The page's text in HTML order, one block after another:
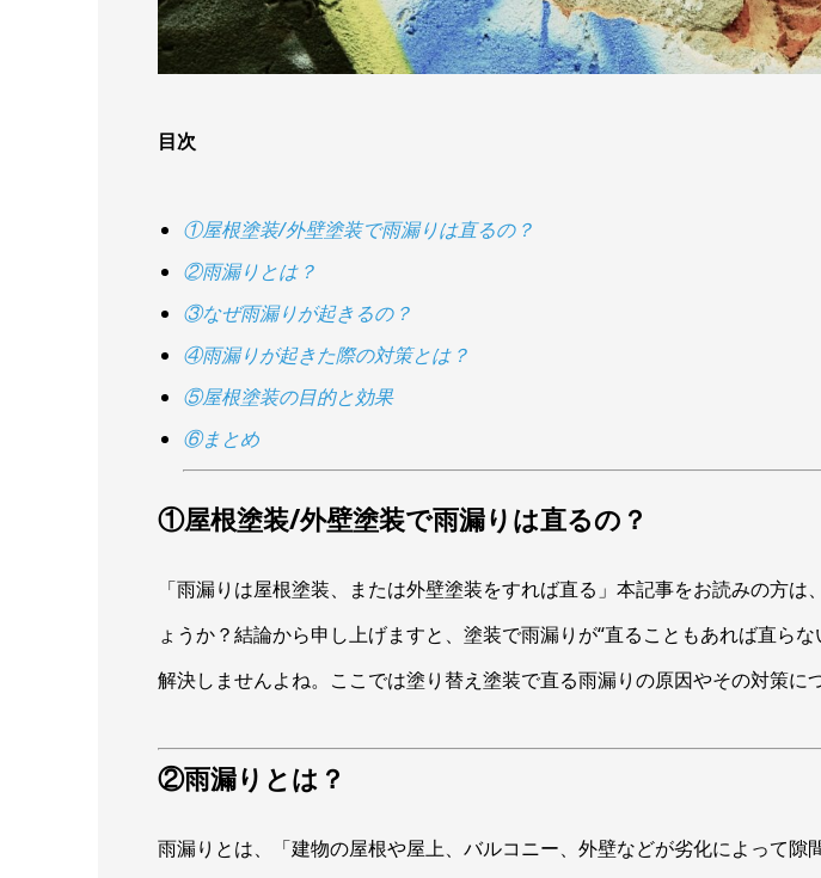
目次
①屋根塗装/外壁塗装で雨漏りは直るの？
②雨漏りとは？
③なぜ雨漏りが起きるの？
④雨漏りが起きた際の対策とは？
⑤屋根塗装の目的と効果
⑥まとめ
①屋根塗装/外壁塗装で雨漏りは直るの？
「雨漏りは屋根塗装、または外壁塗装をすれば直る」本記事をお読みの方
ょうか？結論から申し上げますと、塗装で雨漏りが“直ることもあれば直ら
解決しませんよね。ここでは塗り替え塗装で直る雨漏りの原因やその対策に
②雨漏りとは？
雨漏りとは、「建物の屋根や屋上、バルコニー、外壁などが劣化によって